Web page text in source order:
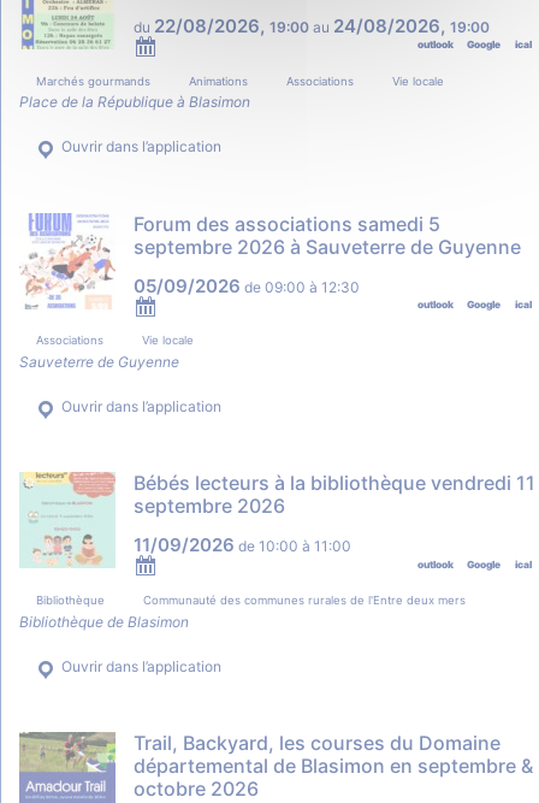
du 22/08/2026, 19:00 au 24/08/2026, 19:00
ical
Google
outlook
Marchés gourmands Animations Associations Vie locale
Place de la République à Blasimon
Ouvrir dans l’application
Forum des associations samedi 5
septembre 2026 à Sauveterre de Guyenne
05/09/2026 de 09:00 à 12:30
ical
Google
outlook
Associations Vie locale
Sauveterre de Guyenne
Ouvrir dans l’application
Bébés lecteurs à la bibliothèque vendredi 11
septembre 2026
11/09/2026 de 10:00 à 11:00
ical
Google
outlook
Bibliothèque Communauté des communes rurales de l'Entre deux mers
Bibliothèque de Blasimon
Ouvrir dans l’application
Trail, Backyard, les courses du Domaine
départemental de Blasimon en septembre &
octobre 2026